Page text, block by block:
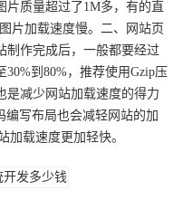
片质量超过了1M多，有的直
片加载速度慢。二、网站页
制作完成后，一般都要经过
到80%，推荐使用Gzip压
是减少网站加载速度的得力
编写布局也会减轻网站的加
加载速度更加轻快。